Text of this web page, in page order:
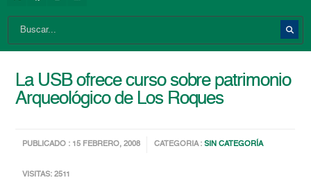
La USB ofrece curso sobre patrimonio
Arqueológico de Los Roques
PUBLICADO : 15 FEBRERO, 2008 CATEGORIA :SIN CATEGORÍA
VISITAS: 2511